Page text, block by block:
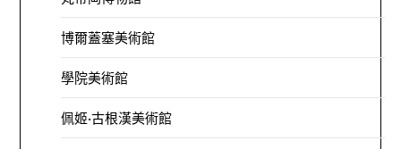
博爾蓋塞美術館
學院美術館
佩姬·古根漢美術館